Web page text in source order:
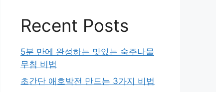
Recent Posts
5분 만에 완성하는 맛있는 숙주나물
무침 비법
초간단 애호박전 만드는 3가지 비법